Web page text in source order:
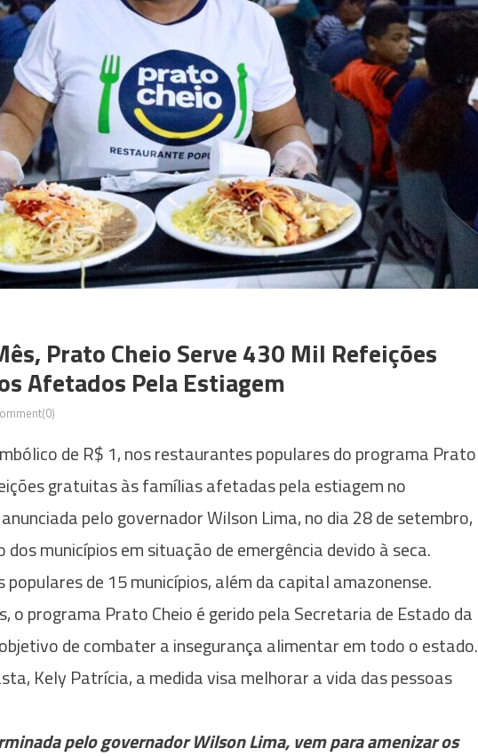
Prato Cheio Serve 430 Mil Refeições
Afetados Pela Estiagem
de R$ 1, nos restaurantes populares do programa Prato
gratuitas às famílias afetadas pela estiagem no
pelo governador Wilson Lima, no dia 28 de setembro,
dos municípios em situação de emergência devido à seca.
de 15 municípios, além da capital amazonense.
o programa Prato Cheio é gerido pela Secretaria de Estado da
de combater a insegurança alimentar em todo o estado.
Kely Patrícia, a medida visa melhorar a vida das pessoas
pelo governador Wilson Lima, vem para amenizar os